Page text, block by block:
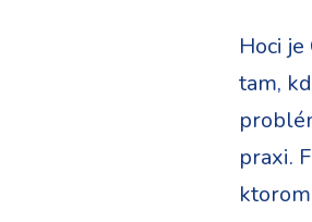
Hoci
tam,
praxi.